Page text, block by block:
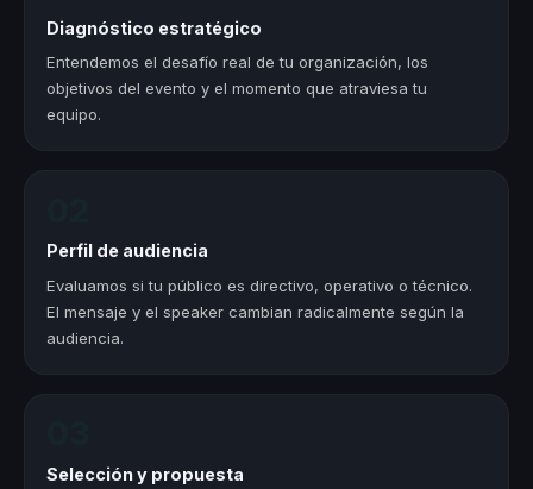
Diagnóstico estratégico
Entendemos el desafío real de tu organización, los
objetivos del evento y el momento que atraviesa tu
equipo.
Perfil de audiencia
Evaluamos si tu público es directivo, operativo o técnico.
El mensaje y el speaker cambian radicalmente según la
audiencia.
Selección y propuesta